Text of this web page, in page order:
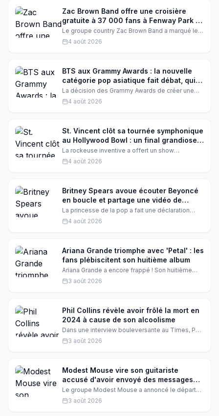
Zac Brown Band offre une croisière
gratuite à 37 000 fans à Fenway Park :
le plus gros cadeau de l'histoire
Le groupe country Zac Brown Band a marqué les
esprits lors de son concert à Fenway Park en
offrant à plus de 37 000 spectateurs une
leader Zac Brown a qualifié de « plus gros
cadeau de l'histoire ».
4 août 2026
BTS aux Grammy Awards : la nouvelle
catégorie pop asiatique fait débat, qui
gagne et qui perd ?
La décision des Grammy Awards de créer une
catégorie dédiée à la pop asiatique divise. Entre
BTS, fans en émoi et artistes concernés, on vous
4 août 2026
St. Vincent clôt sa tournée symphonique
au Hollywood Bowl : un final grandiose
et théâtral
La rockeuse inventive a offert un show
cinématographique au Hollywood Bowl,
accompagnée par l'orchestre. Une clôture de
étoiles de Los Angeles.
4 août 2026
Britney Spears avoue écouter Beyoncé
en boucle et partage une vidéo de
danse sur Rihanna
La princesse de la pop a fait une déclaration
surprenante : Beyoncé est tout ce qu'elle écoute
en ce moment, surtout son album « naughty ».
son amour pour la musique des autres stars.
4 août 2026
Ariana Grande triomphe avec 'Petal' : les
fans plébiscitent son huitième album
Ariana Grande a encore frappé ! Son huitième
album 'Petal' a conquis le cœur des fans, qui l'ont
élu meilleure nouvelle sortie de la semaine avec
3 août 2026
Phil Collins révèle avoir frôlé la mort en
2024 à cause de son alcoolisme
Dans une interview bouleversante au Times, Phil
Collins se confie sur sa lutte contre l'alcool. Le
chanteur de Genesis révèle avoir été hospitalisé
renaissance.
3 août 2026
Modest Mouse vire son guitariste
accusé d'avoir envoyé des messages
inappropriés à une mineure
Le groupe Modest Mouse a annoncé le départ
immédiat de son guitariste Simon O'Connor,
accusé d'avoir échangé des messages
3 août 2026